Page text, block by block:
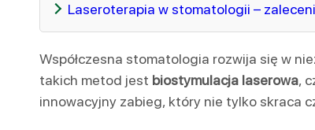
Laseroterapia w stomatologii –
Współczesna stomatologia rozwija się w
takich metod jest biostymulacja laserowa,
innowacyjny zabieg, który nie tylko skraca